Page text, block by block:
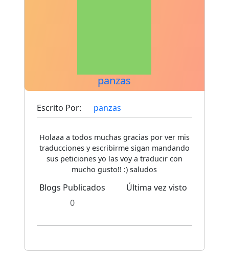
panzas
Escrito Por: panzas
Holaaa a todos muchas gracias por ver mis
traducciones y escribirme sigan mandando
sus peticiones yo las voy a traducir con
mucho gusto!! :) saludos
Blogs Publicados
0
Última vez visto